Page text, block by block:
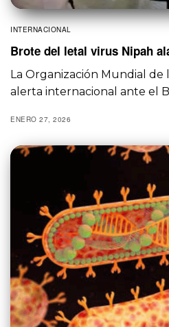
INTERNACIONAL
Brote del letal virus Nipah
La Organización Mundial de
alerta internacional ante el
ENERO 27, 2026